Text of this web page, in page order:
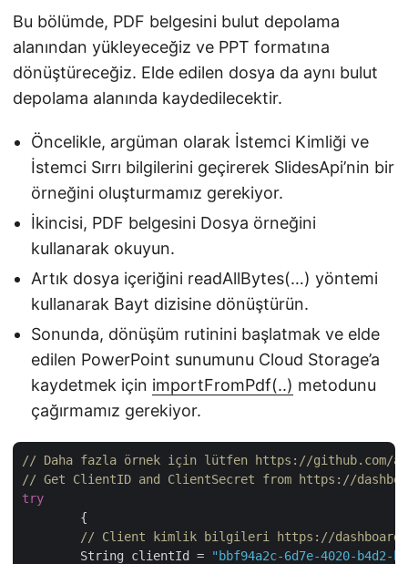
Bu bölümde, PDF belgesini bulut depolama
alanından yükleyeceğiz ve PPT formatına
dönüştüreceğiz. Elde edilen dosya da aynı bulut
depolama alanında kaydedilecektir.
Öncelikle, argüman olarak İstemci Kimliği ve
İstemci Sırrı bilgilerini geçirerek SlidesApi’nin bir
örneğini oluşturmamız gerekiyor.
İkincisi, PDF belgesini Dosya örneğini
kullanarak okuyun.
Artık dosya içeriğini readAllBytes(…) yöntemi
kullanarak Bayt dizisine dönüştürün.
Sonunda, dönüşüm rutinini başlatmak ve elde
edilen PowerPoint sunumunu Cloud Storage’a
kaydetmek için importFromPdf(..) metodunu
çağırmamız gerekiyor.
// Daha fazla örnek için lütfen https://github.com/
// Get ClientID and ClientSecret from https://
try
        {
// Client kimlik bilgileri https://
        String clientId =
"bbf94a2c-6d7e-4020-b4d2-